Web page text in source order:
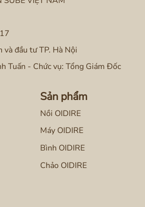
và đầu tư TP. Hà Nội
Tuấn - Chức vụ: Tổng Giám Đốc
Sản phẩm
Nồi OIDIRE
Máy OIDIRE
Bình OIDIRE
Chảo OIDIRE